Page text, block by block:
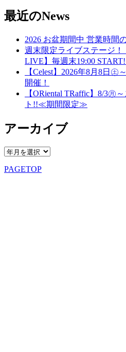
最近のNews
2026 お盆期間中 営業時間
週末限定ライブステージ
LIVE】毎週末19:00
【Celest】2026年8月8日㊏
開催！
【ORiental TRaffic】8/3㊊
ト!!≪期間限定≫
アーカイブ
PAGETOP